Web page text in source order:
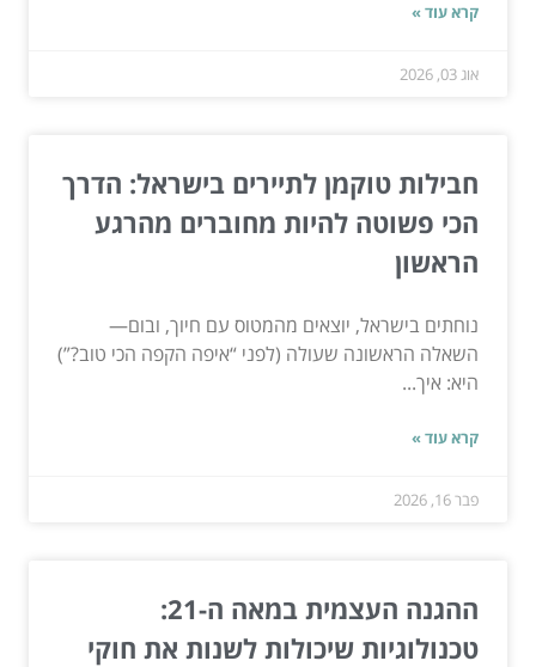
קרא עוד »
אוג 03, 2026
חבילות טוקמן לתיירים בישראל: הדרך
הכי פשוטה להיות מחוברים מהרגע
הראשון
נוחתים בישראל, יוצאים מהמטוס עם חיוך, ובום—
השאלה הראשונה שעולה (לפני “איפה הקפה הכי טוב?”)
היא: איך...
קרא עוד »
פבר 16, 2026
ההגנה העצמית במאה ה-21:
טכנולוגיות שיכולות לשנות את חוקי